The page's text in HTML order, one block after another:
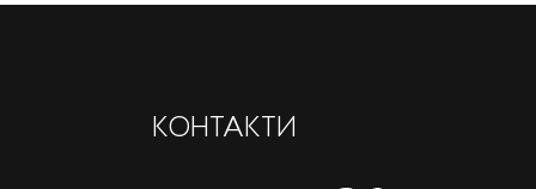
КОНТАКТИ